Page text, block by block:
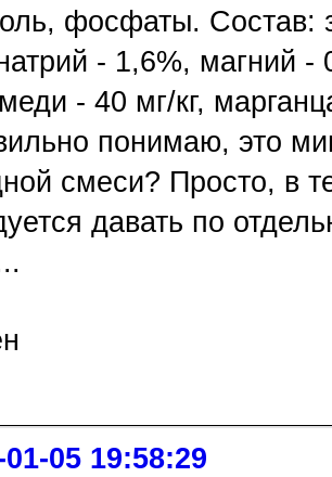
фосфаты.
- 1,6%, магний -
- 40 мг/кг,
понимаю, это
смеси? Просто, в
давать по
01-05 19:58:29